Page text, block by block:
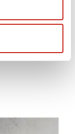
A/60